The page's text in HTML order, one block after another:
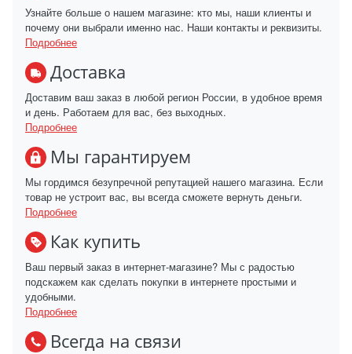
Узнайте больше о нашем магазине: кто мы, наши клиенты и
почему они выбрали именно нас. Наши контакты и реквизиты.
Подробнее
Доставка
Доставим ваш заказ в любой регион России, в удобное время
и день. Работаем для вас, без выходных.
Подробнее
Мы гарантируем
Мы гордимся безупречной репутацией нашего магазина. Если
товар не устроит вас, вы всегда сможете вернуть деньги.
Подробнее
Как купить
Ваш первый заказ в интернет-магазине? Мы с радостью
подскажем как сделать покупки в интернете простыми и
удобными.
Подробнее
Всегда на связи